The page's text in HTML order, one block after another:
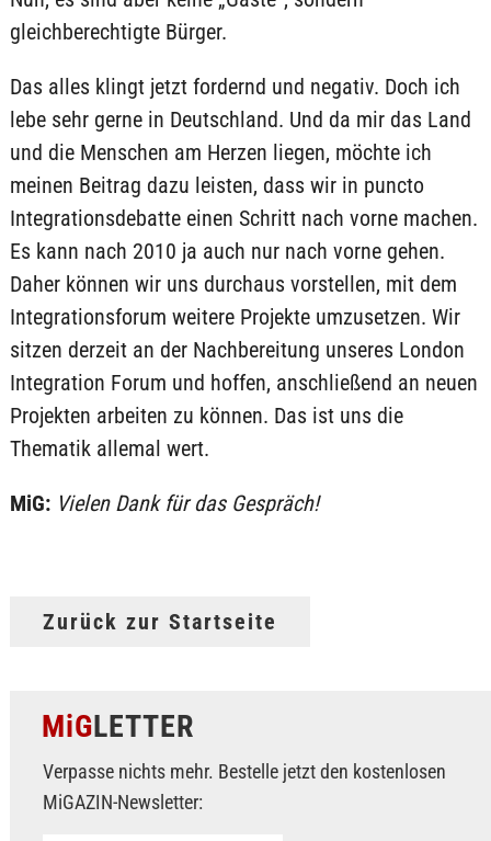
gleichberechtigte Bürger.
Das alles klingt jetzt fordernd und negativ. Doch ich
lebe sehr gerne in Deutschland. Und da mir das Land
und die Menschen am Herzen liegen, möchte ich
meinen Beitrag dazu leisten, dass wir in puncto
Integrationsdebatte einen Schritt nach vorne machen.
Es kann nach 2010 ja auch nur nach vorne gehen.
Daher können wir uns durchaus vorstellen, mit dem
Integrationsforum weitere Projekte umzusetzen. Wir
sitzen derzeit an der Nachbereitung unseres London
Integration Forum und hoffen, anschließend an neuen
Projekten arbeiten zu können. Das ist uns die
Thematik allemal wert.
MiG: Vielen Dank für das Gespräch!
Zurück zur Startseite
MiGLETTER
Verpasse nichts mehr. Bestelle jetzt den kostenlosen
MiGAZIN-Newsletter: